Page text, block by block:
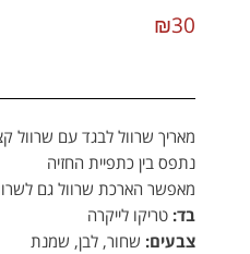
₪30
מאריך שרוול לבגד עם שרוול
נתפס בין כתפיית החזיה
מאפשר הארכת שרוול גם
בד: טריקו לייקרה
צבעים: שחור, לבן, שמנת